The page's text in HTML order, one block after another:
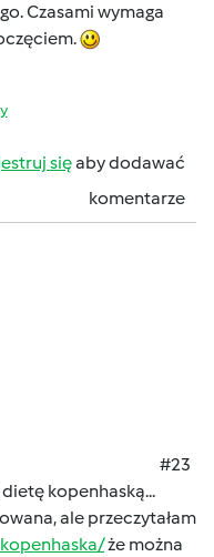
Czasami wymaga
sięaby dodawać
komentarze
#23
kopenhaską...
ale przeczytałam
że można